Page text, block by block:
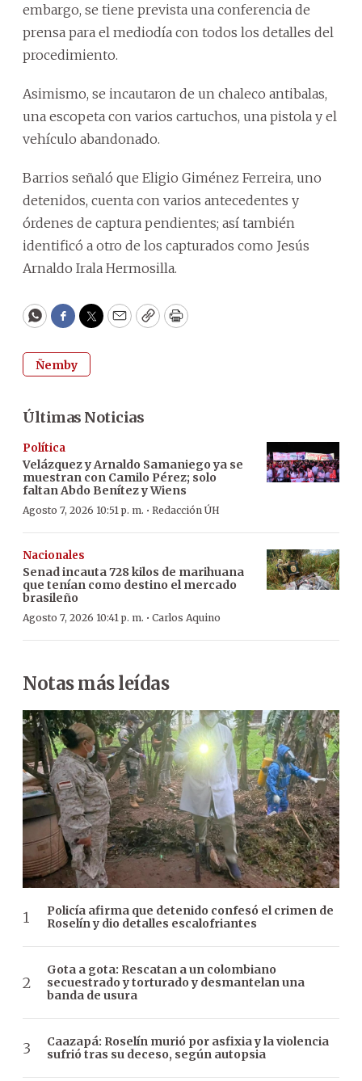
embargo, se tiene prevista una conferencia de
prensa para el mediodía con todos los detalles del
procedimiento.
Asimismo, se incautaron de un chaleco antibalas,
una escopeta con varios cartuchos, una pistola y el
vehículo abandonado.
Barrios señaló que Eligio Giménez Ferreira, uno
detenidos, cuenta con varios antecedentes y
órdenes de captura pendientes; así también
identificó a otro de los capturados como Jesús
Arnaldo Irala Hermosilla.
WhatsApp
Facebook
Twitter
EmailCopyPrint
Ñemby
Últimas Noticias
Política
Velázquez y Arnaldo Samaniego ya se
muestran con Camilo Pérez; solo
faltan Abdo Benítez y Wiens
Agosto 7, 2026 10:51 p. m. · Redacción ÚH
Nacionales
Senad incauta 728 kilos de marihuana
que tenían como destino el mercado
brasileño
Agosto 7, 2026 10:41 p. m. · Carlos Aquino
Notas más leídas
Policía afirma que detenido confesó el crimen de
Roselín y dio detalles escalofriantes
Gota a gota: Rescatan a un colombiano
secuestrado y torturado y desmantelan una
banda de usura
Caazapá: Roselín murió por asfixia y la violencia
sufrió tras su deceso, según autopsia